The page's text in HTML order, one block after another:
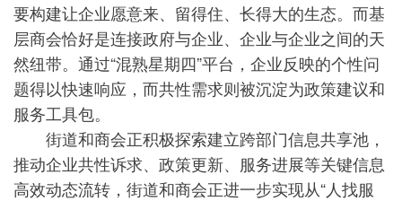
要构建让企业愿意来、留得住、长得大的生态。而基
层商会恰好是连接政府与企业、企业与企业之间的天
然纽带。通过“混熟星期四”平台，企业反映的个性问
题得以快速响应，而共性需求则被沉淀为政策建议和
服务工具包。
街道和商会正积极探索建立跨部门信息共享池，
推动企业共性诉求、政策更新、服务进展等关键信息
高效动态流转，街道和商会正进一步实现从“人找服